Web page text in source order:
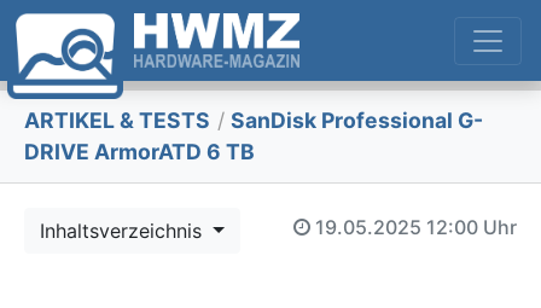
ARTIKEL & TESTS / SanDisk Professional G-
DRIVE ArmorATD 6 TB
Inhaltsverzeichnis 19.05.2025 12:00 Uhr